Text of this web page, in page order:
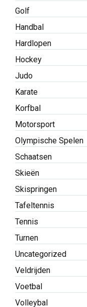
Golf
Handbal
Hardlopen
Hockey
Judo
Karate
Korfbal
Motorsport
Olympische Spelen
Schaatsen
Skieën
Skispringen
Tafeltennis
Tennis
Turnen
Uncategorized
Veldrijden
Voetbal
Volleybal